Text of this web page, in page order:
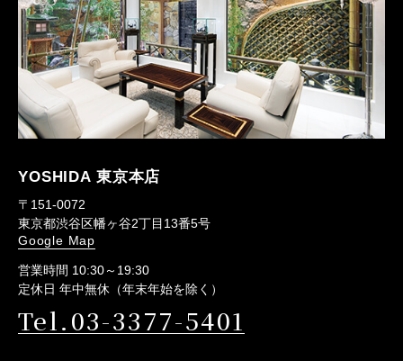
YOSHIDA 東京本店
〒151-0072
東京都渋谷区幡ヶ谷2丁目13番5号
Google Map
営業時間 10:30～19:30
定休日 年中無休（年末年始を除く）
Tel.03-3377-5401